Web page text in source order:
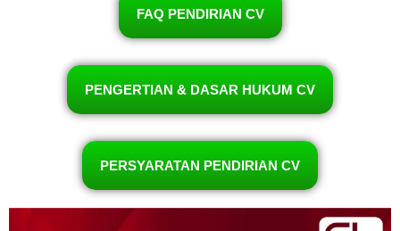
FAQ PENDIRIAN CV
PENGERTIAN & DASAR HUKUM CV
PERSYARATAN PENDIRIAN CV